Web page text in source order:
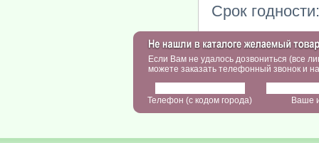
Срок
Если Вам не удалось дозвониться (все
можете заказать телефонный звонок и
Телефон (с кодом города) Ваше